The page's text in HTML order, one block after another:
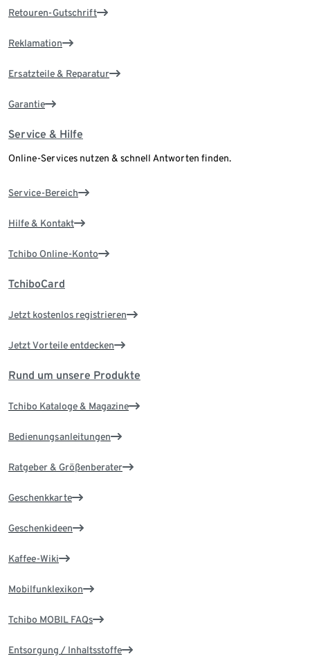
Retouren-Gutschrift
Reklamation
Ersatzteile & Reparatur
Garantie
Service & Hilfe
Online-Services nutzen & schnell Antworten finden.
Service-Bereich
Hilfe & Kontakt
Tchibo Online-Konto
TchiboCard
Jetzt kostenlos registrieren
Jetzt Vorteile entdecken
Rund um unsere Produkte
Tchibo Kataloge & Magazine
Bedienungsanleitungen
Ratgeber & Größenberater
Geschenkkarte
Geschenkideen
Kaffee-Wiki
Mobilfunklexikon
Tchibo MOBIL FAQs
Entsorgung / Inhaltsstoffe